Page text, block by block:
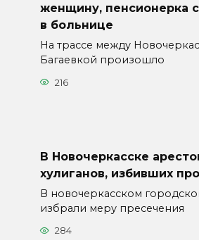
женщину, пенсионерка
в больнице
На трассе между
Багаевкой произошло
216
В Новочеркасске
хулиганов, избивших
В новочеркасском
избрали меру пресечения
284